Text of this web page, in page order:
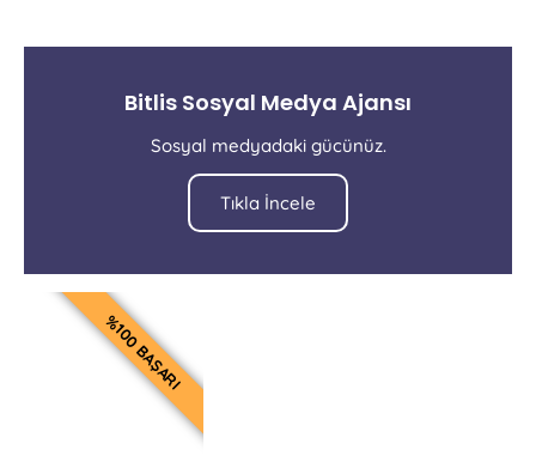
Bitlis Sosyal Medya Ajansı
Sosyal medyadaki gücünüz.
Tıkla İncele
%100 BAŞARI